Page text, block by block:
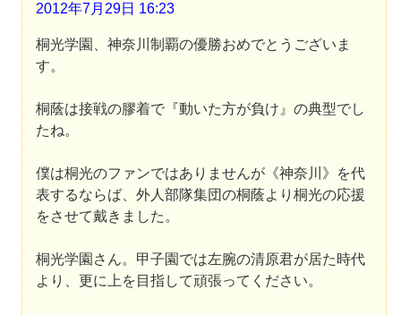
2012年7月29日 16:23
桐光学園、神奈川制覇の優勝おめでとうございま
す。
桐蔭は接戦の膠着で『動いた方が負け』の典型でし
たね。
僕は桐光のファンではありませんが《神奈川》を代
表するならば、外人部隊集団の桐蔭より桐光の応援
をさせて戴きました。
桐光学園さん。甲子園では左腕の清原君が居た時代
より、更に上を目指して頑張ってください。